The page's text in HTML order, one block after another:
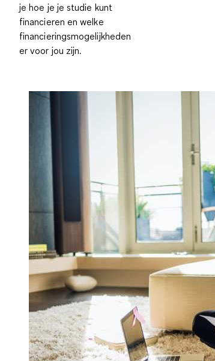
je hoe je je studie kunt
financieren en welke
financieringsmogelijkheden
er voor jou zijn.